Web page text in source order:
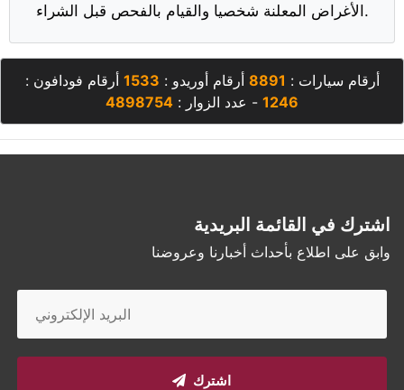
الأغراض المعلنة شخصيا والقيام بالفحص قبل الشراء.
أرقام سيارات : 8891 أرقام أوريدو : 1533 أرقام فودافون :
1246 - عدد الزوار : 4898754
اشترك في القائمة البريدية
وابق على اطلاع بأحداث أخبارنا وعروضنا
اشترك